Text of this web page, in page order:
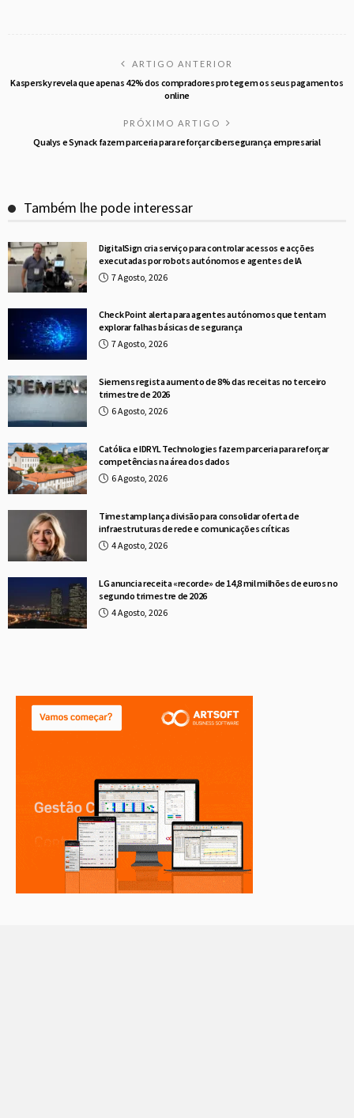
ARTIGO ANTERIOR
Kaspersky revela que apenas 42% dos compradores protegem os seus pagamentos
online
PRÓXIMO ARTIGO
Qualys e Synack fazem parceria para reforçar cibersegurança empresarial
Também lhe pode interessar
DigitalSign cria serviço para controlar acessos e acções
executadas por robots autónomos e agentes de IA
7 Agosto, 2026
Check Point alerta para agentes autónomos que tentam
explorar falhas básicas de segurança
7 Agosto, 2026
Siemens regista aumento de 8% das receitas no terceiro
trimestre de 2026
6 Agosto, 2026
Católica e IDRYL Technologies fazem parceria para reforçar
competências na área dos dados
6 Agosto, 2026
Timestamp lança divisão para consolidar oferta de
infraestruturas de rede e comunicações críticas
4 Agosto, 2026
LG anuncia receita «recorde» de 14,8 mil milhões de euros no
segundo trimestre de 2026
4 Agosto, 2026